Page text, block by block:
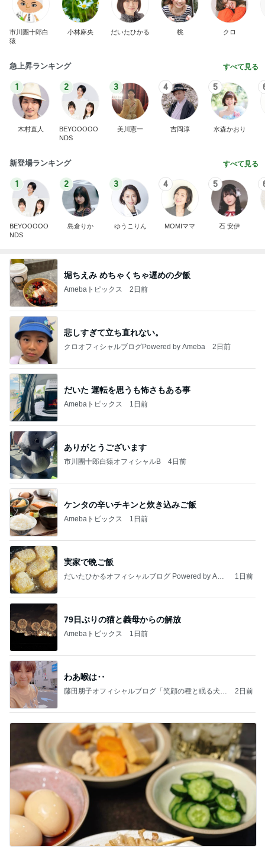
市川團十郎白
猿
小林麻央 だいたひかる 桃 クロ
急上昇ランキング すべて見る
1
木村直人
2
BEYOOOOO
NDS
3
美川憲一
4
吉岡淳
5
水森かおり
新登場ランキング すべて見る
1
BEYOOOOO
NDS
2
島倉りか
3
ゆうこりん
4
MOMIママ
5
石 安伊
堀ちえみ めちゃくちゃ遅めの夕飯
Amebaトピックス 2日前
悲しすぎて立ち直れない。
クロオフィシャルブログPowered by Ameba 2日前
だいた 運転を思うも怖さもある事
Amebaトピックス 1日前
ありがとうございます
市川團十郎白猿オフィシャルB 4日前
ケンタの辛いチキンと炊き込みご飯
Amebaトピックス 1日前
実家で晩ご飯
だいたひかるオフィシャルブログ Powered by Ame
1日前
79日ぶりの猫と義母からの解放
Amebaトピックス 1日前
わあ喉は‥
藤田朋子オフィシャルブログ「笑顔の種と眠る犬」
2日前